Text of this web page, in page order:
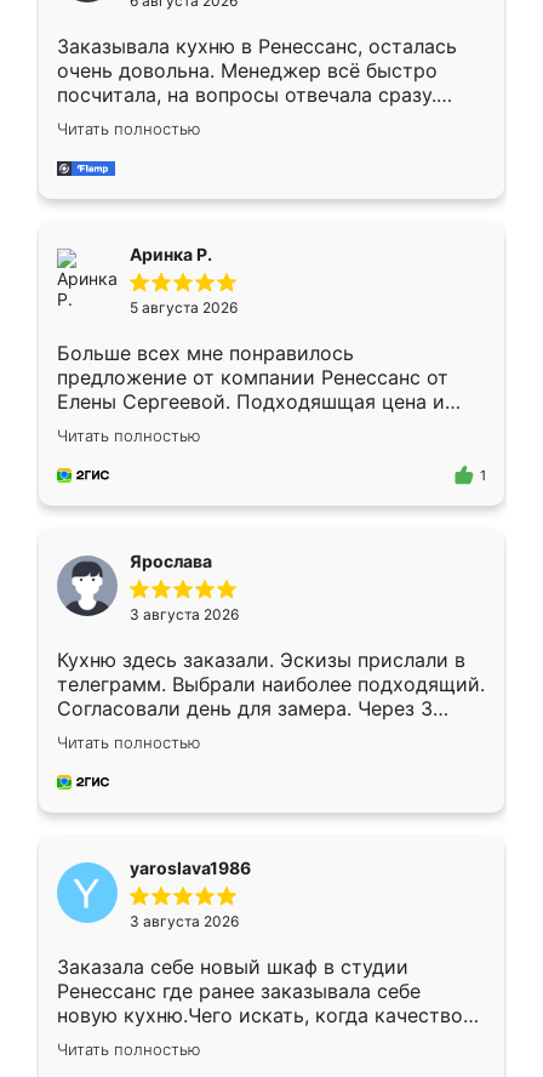
мебели буду заказывать только здесь.
Заказывала кухню в Ренессанс, осталась
очень довольна. Менеджер всё быстро
посчитала, на вопросы отвечала сразу.
Замерщик приехал в субботу, подошёл к
делу со всей ответственностью. Собрали
за день, ребята работали аккуратно, даже
Читать полностью
Аринка Р.
5 августа 2026
Больше всех мне понравилось
предложение от компании Ренессанс от
Елены Сергеевой. Подходяшщая цена и
короткие сроки изготовления. Приехавший
для замера сотрудник Владислав
предложил по моему эскизу самый
Читать полностью
1
Ярослава
3 августа 2026
Кухню здесь заказали. Эскизы прислали в
телеграмм. Выбрали наиболее подходящий.
Согласовали день для замера. Через 3
недели кухня была уже готова. Остались
довольны работой. Спасибо Ренессанс
мебель за качественную работу!
Читать полностью
yaroslava1986
3 августа 2026
Заказала себе новый шкаф в студии
Ренессанс где ранее заказывала себе
новую кухню.Чего искать, когда качеством
вполне довольна. Служит кухня уже почти
два года, нареканий нет.
Читать полностью